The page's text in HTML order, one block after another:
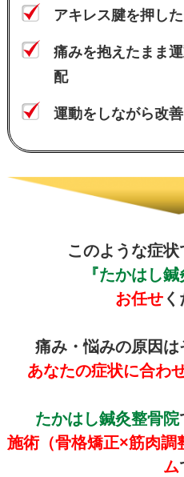
アキレス腱を押し
痛みを抱えたまま
配
運動をしながら改
このような症
『たかはし鍼
お任せ く
痛み・悩みの原因は
あなたの症状に合わ
たかはし鍼灸整骨院
施術（骨格矯正×筋肉調
ム